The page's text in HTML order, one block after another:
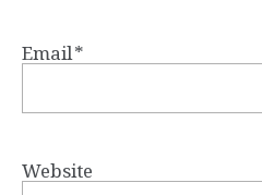
Email*
Website